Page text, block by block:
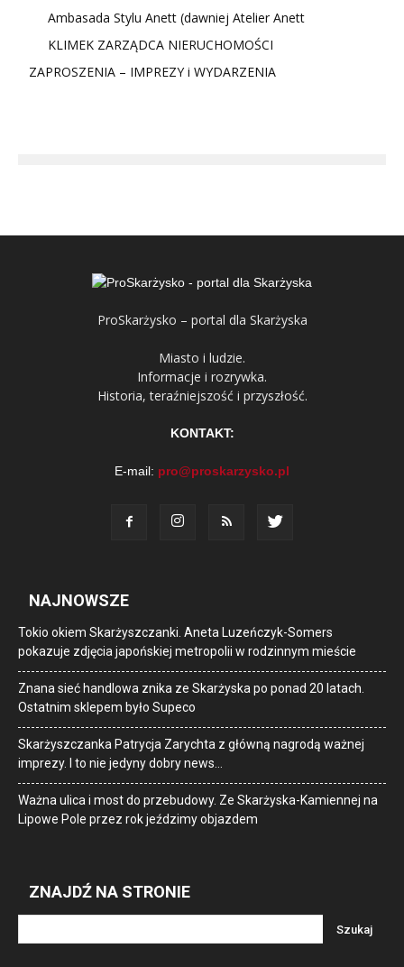
Ambasada Stylu Anett (dawniej Atelier Anett
KLIMEK ZARZĄDCA NIERUCHOMOŚCI
ZAPROSZENIA – IMPREZY i WYDARZENIA
ProSkarżysko – portal dla Skarżyska
Miasto i ludzie.
Informacje i rozrywka.
Historia, teraźniejszość i przyszłość.
KONTAKT:
E-mail: pro@proskarzysko.pl
NAJNOWSZE
Tokio okiem Skarżyszczanki. Aneta Luzeńczyk-Somers
pokazuje zdjęcia japońskiej metropolii w rodzinnym mieście
Znana sieć handlowa znika ze Skarżyska po ponad 20 latach.
Ostatnim sklepem było Supeco
Skarżyszczanka Patrycja Zarychta z główną nagrodą ważnej
imprezy. I to nie jedyny dobry news…
Ważna ulica i most do przebudowy. Ze Skarżyska-Kamiennej na
Lipowe Pole przez rok jeździmy objazdem
ZNAJDŹ NA STRONIE